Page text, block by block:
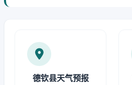
德钦县天气预报